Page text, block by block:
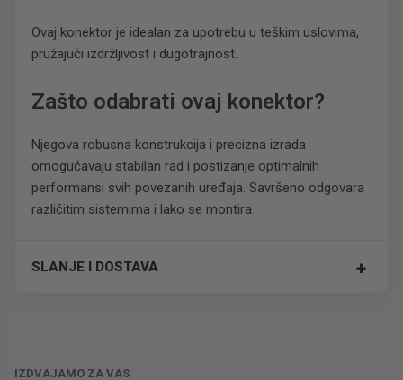
Ovaj konektor je idealan za upotrebu u teškim uslovima,
pružajući izdržljivost i dugotrajnost.
Zašto odabrati ovaj konektor?
Njegova robusna konstrukcija i precizna izrada
omogućavaju stabilan rad i postizanje optimalnih
performansi svih povezanih uređaja. Savršeno odgovara
različitim sistemima i lako se montira.
SLANJE I DOSTAVA +
IZDVAJAMO ZA VAS